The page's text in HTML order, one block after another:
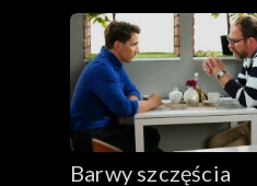
Barwy szczęścia